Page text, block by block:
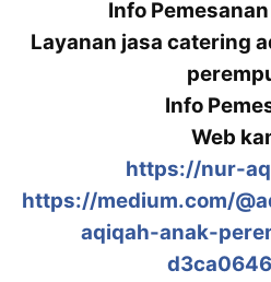
Info
Layanan jasa catering
Info
Web
https://nur-
https://medium.com/
aqiqah-anak-